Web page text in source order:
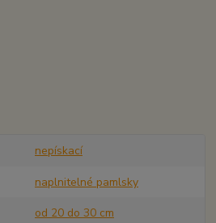
nepískací
naplnitelné pamlsky
od 20 do 30 cm